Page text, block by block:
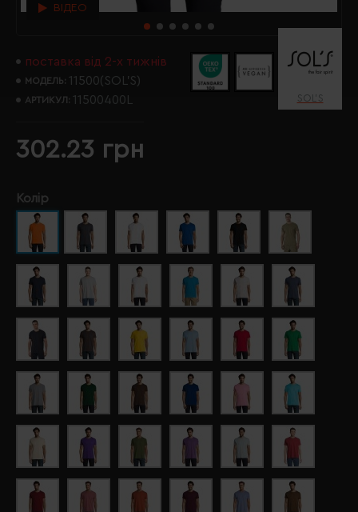
ВІДЕО
поставка від 2-х тижнів
МОДЕЛЬ: 11500(SOL’S)
АРТИКУЛ: 11500400L SOL’S
302.23 грн
Колір